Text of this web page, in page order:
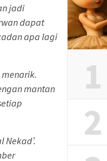
jadi
dapat
apa lagi
mantan
1
2